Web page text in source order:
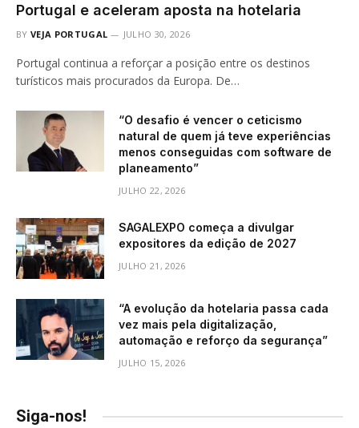
Portugal e aceleram aposta na hotelaria
BY VEJA PORTUGAL JULHO 30, 2026
Portugal continua a reforçar a posição entre os destinos
turísticos mais procurados da Europa. De…
“O desafio é vencer o ceticismo
natural de quem já teve experiências
menos conseguidas com software de
planeamento”
JULHO 22, 2026
SAGALEXPO começa a divulgar
expositores da edição de 2027
JULHO 21, 2026
“A evolução da hotelaria passa cada
vez mais pela digitalização,
automação e reforço da segurança”
JULHO 15, 2026
Siga-nos!